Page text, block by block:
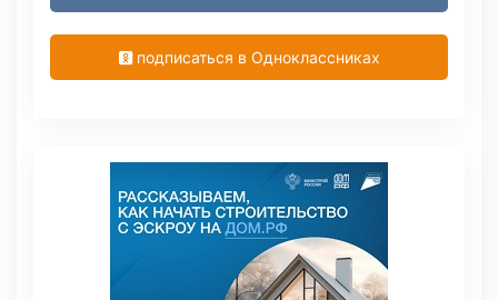
подписаться в Одноклассниках